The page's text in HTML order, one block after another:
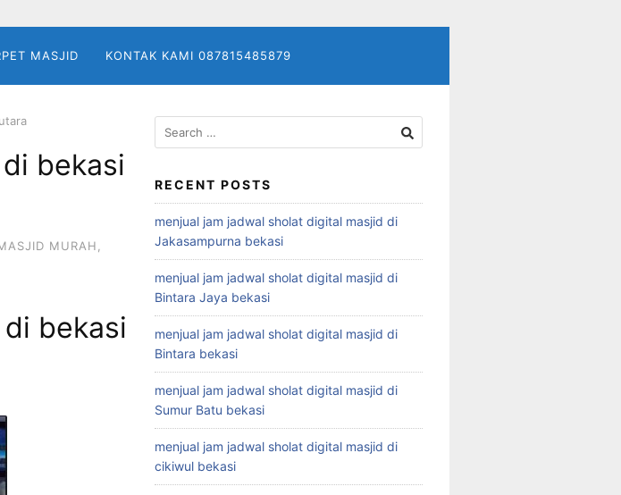
MASJID KONTAK KAMI 087815485879
bekasi
MURAH
bekasi
Search
for:
RECENT POSTS
menjual jam jadwal sholat digital masjid di
Jakasampurna bekasi
menjual jam jadwal sholat digital masjid di
Bintara Jaya bekasi
menjual jam jadwal sholat digital masjid di
Bintara bekasi
menjual jam jadwal sholat digital masjid di
Sumur Batu bekasi
menjual jam jadwal sholat digital masjid di
cikiwul bekasi